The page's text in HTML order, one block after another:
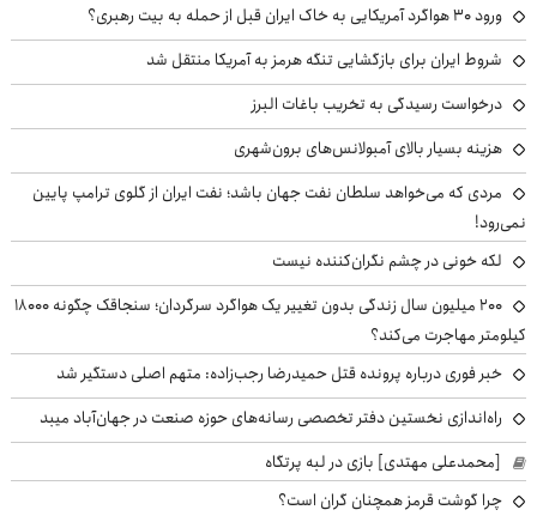
ورود ۳۰ هواگرد آمریکایی به خاک ایران قبل از حمله به بیت رهبری؟
شروط ایران برای بازگشایی تنگه هرمز به آمریکا منتقل شد
درخواست رسیدگی به تخریب باغات البرز
هزینه بسیار بالای آمبولانس‌های برون‌شهری
مردی که می‌خواهد سلطان نفت جهان باشد؛ نفت ایران از گلوی ترامپ پایین
نمی‌رود!
لکه خونی در چشم نگران‌کننده نیست
۲۰۰ میلیون سال زندگی بدون تغییر یک هواگرد سرگردان؛ سنجاقک‌ چگونه ۱۸۰۰۰
کیلومتر مهاجرت می‌کند؟
خبر فوری درباره پرونده قتل حمیدرضا رجب‌زاده: متهم اصلی دستگیر شد
راه‌اندازی نخستین دفتر تخصصی رسانه‌های حوزه صنعت در جهان‌آباد میبد
[محمدعلی مهتدی] بازی در لبه پرتگاه
چرا گوشت قرمز همچنان گران است؟